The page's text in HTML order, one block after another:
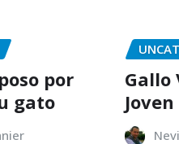
por
gato
Gallo